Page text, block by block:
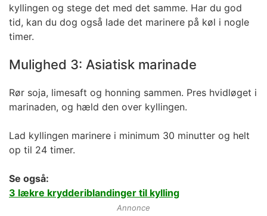
kyllingen og stege det med det samme. Har du god
tid, kan du dog også lade det marinere på køl i nogle
timer.
Mulighed 3: Asiatisk marinade
Rør soja, limesaft og honning sammen. Pres hvidløget i
marinaden, og hæld den over kyllingen.
Lad kyllingen marinere i minimum 30 minutter og helt
op til 24 timer.
Se også:
3 lækre krydderiblandinger til kylling
Annonce